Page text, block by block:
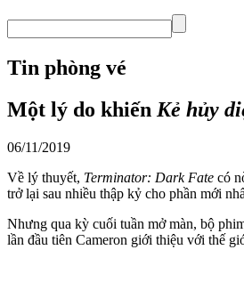
Tin phòng vé
Một lý do khiến Kẻ hủy
06/11/2019
Về lý thuyết, Terminator: Dark Fate có
trở lại sau nhiều thập kỷ cho phần mới
Nhưng qua kỳ cuối tuần mở màn, bộ
lần đầu tiên Cameron giới thiệu với thế